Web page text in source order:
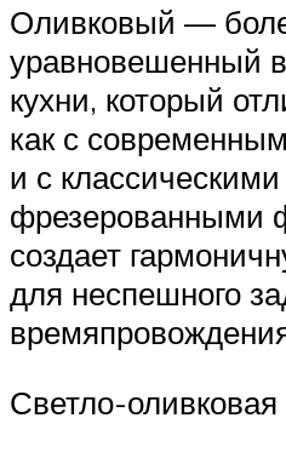
Оливковый —
уравновешенный
кухни, который
как с
и с классическими
фрезерованными
создает
для неспешного
Светло-оливковая